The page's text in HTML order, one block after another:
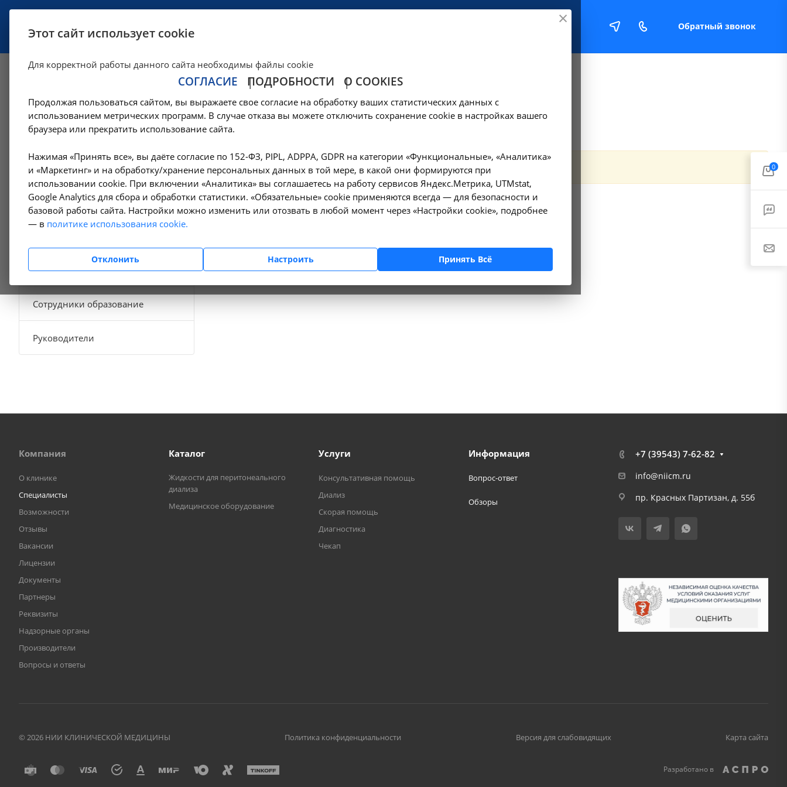
Обратный звонок
Специалисты поликлиник
О клинике — Сотрудники — Специалисты поликлиник
Нет сотрудников
Специалисты поликлиник
Амбулаторный диализ
Скорая медицинская помощь
Сотрудники образование
Руководители
Компания
О клинике
Специалисты
Возможности
Отзывы
Вакансии
Лицензии
Документы
Партнеры
Реквизиты
Надзорные органы
Производители
Вопросы и ответы
Каталог
Жидкости для перитонеального
диализа
Медицинское оборудование
Услуги
Консультативная помощь
Диализ
Скорая помощь
Диагностика
Чекап
Информация
Вопрос-ответ
Обзоры
+7 (39543) 7-62-82
info@niicm.ru
пр. Красных Партизан, д. 55б
© 2026 НИИ КЛИНИЧЕСКОЙ МЕДИЦИНЫ Политика конфиденциальности Версия для слабовидящих Карта сайта
Разработано в
0
Этот сайт использует cookie
Для корректной работы данного сайта необходимы файлы cookie
СОГЛАСИЕ ПОДРОБНОСТИ О COOKIES
Продолжая пользоваться сайтом, вы выражаете свое согласие на обработку ваших статистических данных с
использованием метрических программ. В случае отказа вы можете отключить сохранение cookie в настройках вашего
браузера или прекратить использование сайта.
Нажимая «Принять все», вы даёте согласие по 152-ФЗ, PIPL, ADPPA, GDPR на категории «Функциональные», «Аналитика»
и «Маркетинг» и на обработку/хранение персональных данных в той мере, в какой они формируются при
использовании cookie. При включении «Аналитика» вы соглашаетесь на работу сервисов Яндекс.Метрика, UTMstat,
Google Analytics для сбора и обработки статистики. «Обязательные» cookie применяются всегда — для безопасности и
базовой работы сайта. Настройки можно изменить или отозвать в любой момент через «Настройки cookie», подробнее
— в политике использования cookie.
Отклонить Настроить Принять Всё